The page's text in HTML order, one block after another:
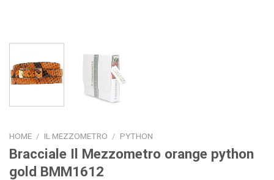
HOME / IL MEZZOMETRO / PYTHON
Bracciale Il Mezzometro orange python
gold BMM1612